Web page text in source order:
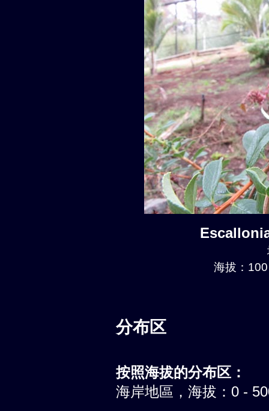
海拔：
分布区
按照海拔的分布区：
海岸地區，海拔：0 -